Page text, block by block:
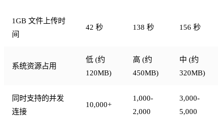
1GB 文件上传时
间
42 秒 138 秒 156 秒
系统资源占用
低 (约
120MB)
高 (约
450MB)
中 (约
320MB)
同时支持的并发
连接
10,000+
1,000-
2,000
3,000-
5,000